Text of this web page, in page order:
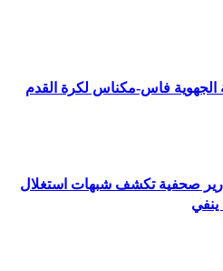
الجهوية فاس-مكناس لكرة القدم
صحفية تكشف شبهات استغلال
ينفي